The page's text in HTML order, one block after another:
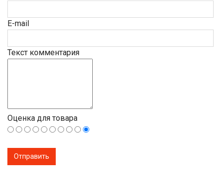
E-mail
Текст комментария
Оценка для товара